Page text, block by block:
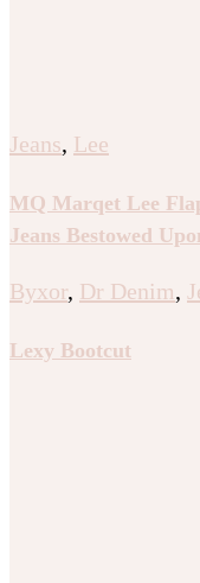
Jeans, Lee
MQ Marqet Lee
Jeans Bestowed
Byxor, Dr Denim,
Lexy Bootcut